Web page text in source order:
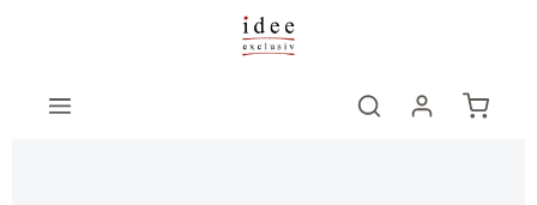
Zum Hauptinhalt springen